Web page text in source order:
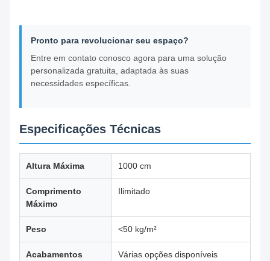
Pronto para revolucionar seu espaço?
Entre em contato conosco agora para uma solução
personalizada gratuita, adaptada às suas
necessidades específicas.
Especificações Técnicas
Altura Máxima 1000 cm
Comprimento
Máximo
Ilimitado
Peso <50 kg/m²
Acabamentos
Várias opções disponíveis